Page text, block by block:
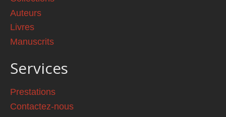
Auteurs
Livres
Manuscrits
Services
Prestations
Contactez-nous